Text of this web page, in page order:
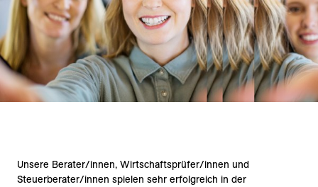
Unsere Berater/innen, Wirtschaftsprüfer/innen und
Steuerberater/innen spielen sehr erfolgreich in der